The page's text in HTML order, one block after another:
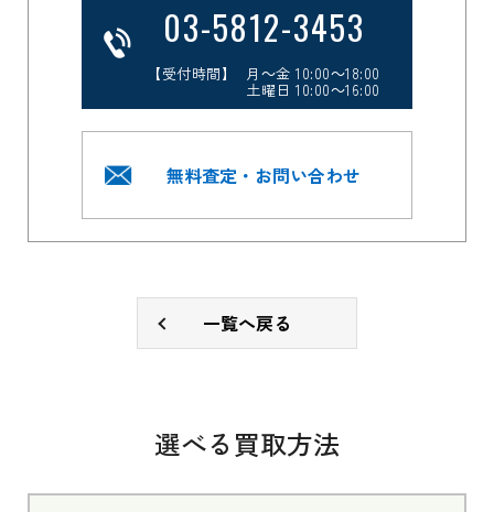
03-5812-3453
【受付時間】 月～金 10:00～18:00
土曜日 10:00～16:00
無料査定・お問い合わせ
一覧へ戻る
選べる買取方法